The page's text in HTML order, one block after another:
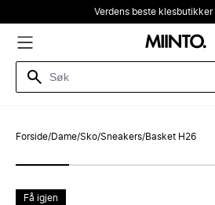
Verdens beste klesbutikker
Forside/Dame/Sko/Sneakers/Basket H26
Få igjen